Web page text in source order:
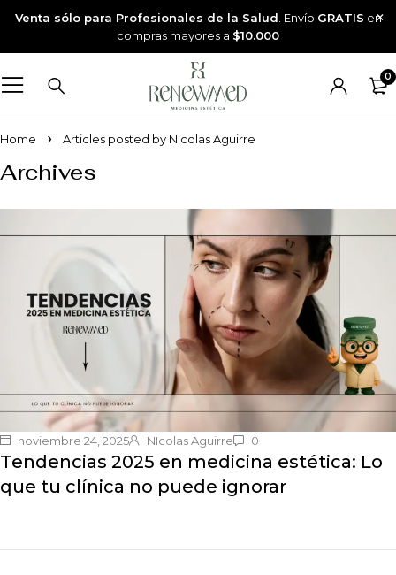
Venta sólo para Profesionales de la Salud . Envío GRATIS en
compras mayores a $10.000
0
Home Articles posted by NIcolas Aguirre
Archives
noviembre 24, 2025 NIcolas Aguirre 0
Tendencias 2025 en medicina estética: Lo
que tu clínica no puede ignorar